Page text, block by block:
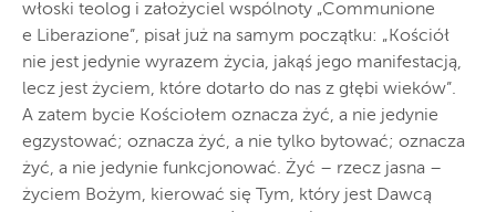
włoski teolog i założyciel wspólnoty „Communione
e Liberazione”, pisał już na samym początku: „Kościół
nie jest jedynie wyrazem życia, jakąś jego manifestacją,
lecz jest życiem, które dotarło do nas z głębi wieków”.
A zatem bycie Kościołem oznacza żyć, a nie jedynie
egzystować; oznacza żyć, a nie tylko bytować; oznacza
żyć, a nie jedynie funkcjonować. Żyć – rzecz jasna –
życiem Bożym, kierować się Tym, który jest Dawcą